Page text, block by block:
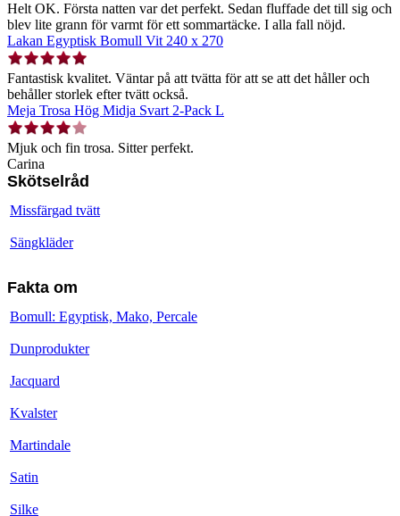
Helt OK. Första natten var det perfekt. Sedan fluffade det till sig och
blev lite grann för varmt för ett sommartäcke. I alla fall nöjd.
Lakan Egyptisk Bomull Vit 240 x 270
Fantastisk kvalitet. Väntar på att tvätta för att se att det håller och
behåller storlek efter tvätt också.
Meja Trosa Hög Midja Svart 2-Pack L
Mjuk och fin trosa. Sitter perfekt.
Carina
Skötselråd
Missfärgad tvätt
Sängkläder
Fakta om
Bomull: Egyptisk, Mako, Percale
Dunprodukter
Jacquard
Kvalster
Martindale
Satin
Silke